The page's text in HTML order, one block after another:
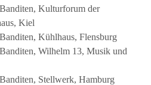
Kulturforum der
Kiel
Kühlhaus, Flensburg
Wilhelm 13, Musik und
Stellwerk, Hamburg